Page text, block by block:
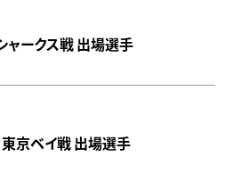
ャークス戦 出場選手
東京ベイ戦 出場選手